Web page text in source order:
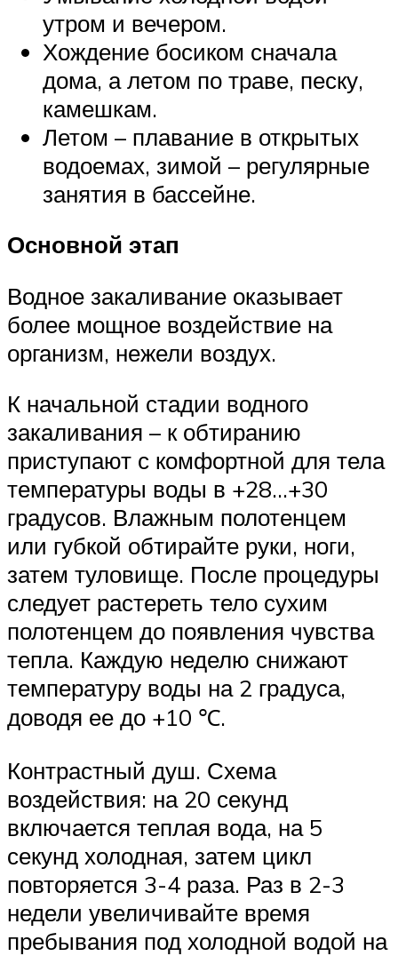
утром и вечером.
Хождение босиком сначала
дома, а летом по траве, песку,
камешкам.
Летом – плавание в открытых
водоемах, зимой – регулярные
занятия в бассейне.
Основной этап
Водное закаливание оказывает
более мощное воздействие на
организм, нежели воздух.
К начальной стадии водного
закаливания – к обтиранию
приступают с комфортной для тела
температуры воды в +28…+30
градусов. Влажным полотенцем
или губкой обтирайте руки, ноги,
затем туловище. После процедуры
следует растереть тело сухим
полотенцем до появления чувства
тепла. Каждую неделю снижают
температуру воды на 2 градуса,
доводя ее до +10 ℃.
Контрастный душ. Схема
воздействия: на 20 секунд
включается теплая вода, на 5
секунд холодная, затем цикл
повторяется 3-4 раза. Раз в 2-3
недели увеличивайте время
пребывания под холодной водой на